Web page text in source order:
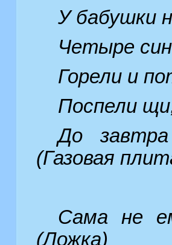
У бабушки
Четыре
Горели и
Поспели
До
(Газовая
Сама не
(Ложка)